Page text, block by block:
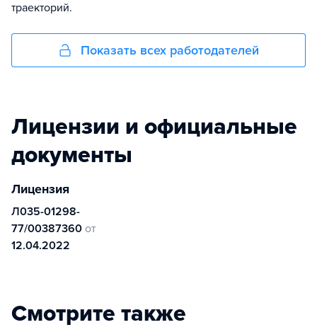
траекторий.
Показать всех работодателей
Лицензии и официальные
документы
Лицензия
Л035-01298-
77/00387360 от
12.04.2022
Смотрите также